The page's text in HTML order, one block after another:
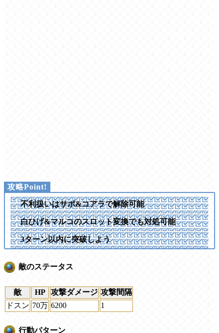
不利扱いはサボ&コアラで解除可能
白ひげ&マルコのスロット変換でも対処可能
3ターン以内に突破しよう
敵のステータス
敵 HP 攻撃ダメージ 攻撃間隔
ドスン 70万 6200 1
行動パターン